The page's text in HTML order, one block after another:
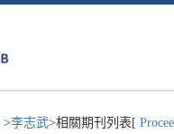
>李志武>相關期刊列表[